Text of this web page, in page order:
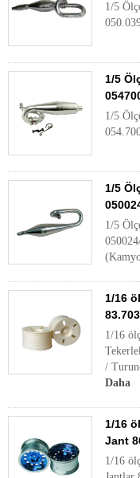
1/5
1/5
1/5
1/5
1/5
1/16
83.703
1/16
/
Daha
1/16
Jant
1/16